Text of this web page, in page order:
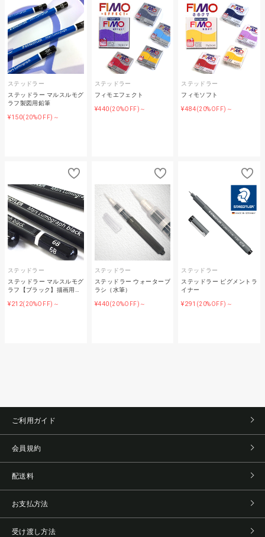
ステッドラー
ステッドラー マルスルモグ
ラフ製図用鉛筆
¥150(20%OFF)～
ステッドラー
フィモエフェクト
¥440(20%OFF)～
ステッドラー
フィモソフト
¥484(20%OFF)～
ステッドラー
ステッドラー マルスルモグ
ラフ【ブラック】描画用…
¥212(20%OFF)～
ステッドラー
ステッドラー ウォーターブ
ラシ（水筆）
¥440(20%OFF)～
ステッドラー
ステッドラー ピグメントラ
イナー
¥291 (20%OFF)～
ご利用ガイド
会員規約
配送料
お支払方法
受け渡し方法